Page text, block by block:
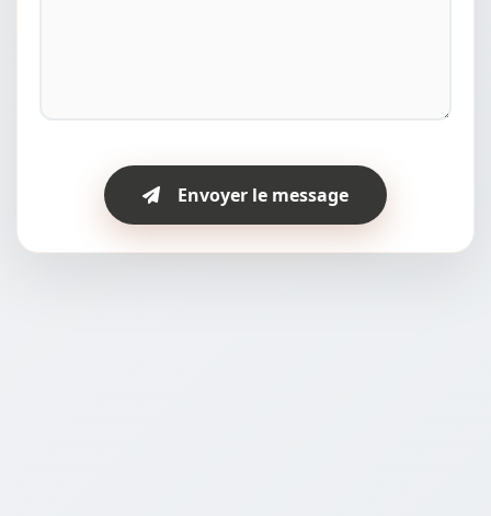
Envoyer le message